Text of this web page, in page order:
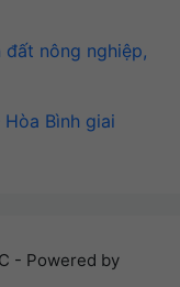
đất nông nghiệp,
Bình giai
- Powered by